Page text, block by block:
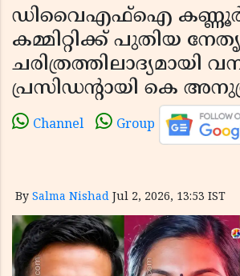
ഡിവൈഎഫ്ഐ കണ്ണൂർ
കമ്മിറ്റിക്ക് പുതിയ
ചരിത്രത്തിലാദ്യമായി
പ്രസിഡൻ്റായി കെ
Channel Group
By Salma Nishad Jul 2, 2026, 13:53 IST